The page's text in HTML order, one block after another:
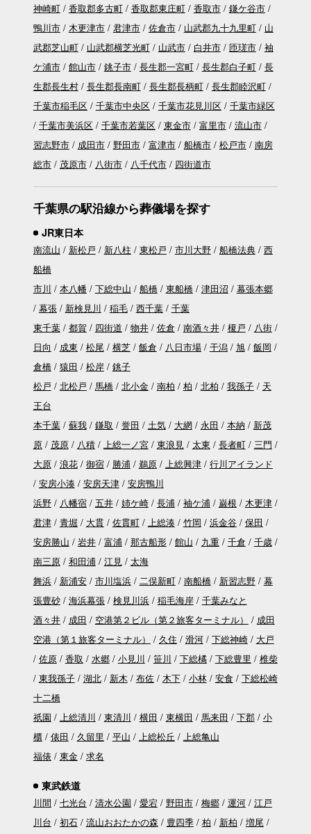
神崎町 香取郡多古町 香取郡東庄町 香取市
鎌ケ谷市
鴨川市
木更津市 君津市 佐倉市 山武郡九十九里町
山
武郡芝山町
山武郡横芝光町 山武市 白井市 匝瑳市
袖
ケ浦市
館山市 銚子市 長生郡一宮町 長生郡白子町
長
生郡長生村
長生郡長南町 長生郡長柄町
長生郡睦沢町
千葉市稲毛区
千葉市中央区 千葉市花見川区
千葉市緑区
千葉市美浜区
千葉市若葉区 東金市 富里市
流山市
習志野市
成田市 野田市 富津市 船橋市 松戸市
南房
総市
茂原市 八街市 八千代市 四街道市
千葉県の駅沿線から葬儀場を探す
JR東日本
南流山 新松戸 新八柱 東松戸 市川大野 船橋法典
西
船橋
市川
本八幡 下総中山 船橋 東船橋 津田沼
幕張本郷
幕張
新検見川 稲毛 西千葉
千葉
東千葉
都賀 四街道 物井 佐倉 南酒々井 榎戸
八街
日向
成東 松尾 横芝 飯倉 八日市場 干潟 旭
飯岡
倉橋
猿田 松岸
銚子
松戸
北松戸 馬橋 北小金 南柏 柏 北柏 我孫子
天
王台
本千葉
蘇我 鎌取 誉田 土気 大網 永田 本納
新茂
原
茂原 八積 上総一ノ宮 東浪見 太東 長者町
三門
大原
浪花 御宿 勝浦 鵜原 上総興津
行川アイランド
安房小湊
安房天津
安房鴨川
浜野
八幡宿 五井 姉ケ崎 長浦 袖ケ浦 巌根
木更津
君津
青堀 大貫 佐貫町 上総湊 竹岡 浜金谷
保田
安房勝山
岩井 富浦 那古船形 館山 九重 千倉
千歳
南三原
和田浦 江見
太海
舞浜
新浦安 市川塩浜 二俣新町 南船橋 新習志野
幕
張豊砂
海浜幕張 検見川浜 稲毛海岸
千葉みなと
酒々井
成田 空港第２ビル（第２旅客ターミナル）
成田
空港（第１旅客ターミナル）
久住 滑河 下総神崎
大戸
佐原
香取 水郷 小見川 笹川 下総橘 下総豊里
椎柴
東我孫子
湖北 新木 布佐 木下 小林 安食
下総松崎
十二橋
祇園
上総清川 東清川 横田 東横田 馬来田 下郡
小
櫃
俵田 久留里 平山 上総松丘
上総亀山
福俵
東金 求名
東武鉄道
川間 七光台 清水公園 愛宕 野田市 梅郷 運河
江戸
川台
初石 流山おおたかの森 豊四季 柏 新柏
増尾